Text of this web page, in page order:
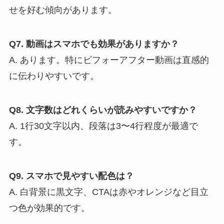
せを好む傾向があります。
Q7. 動画はスマホでも効果がありますか？
A. あります。特にビフォーアフター動画は直感的
に伝わりやすいです。
Q8. 文字数はどれくらいが読みやすいですか？
A. 1行30文字以内、段落は3〜4行程度が最適で
す。
Q9. スマホで見やすい配色は？
A. 白背景に黒文字、CTAは赤やオレンジなど目立
つ色が効果的です。